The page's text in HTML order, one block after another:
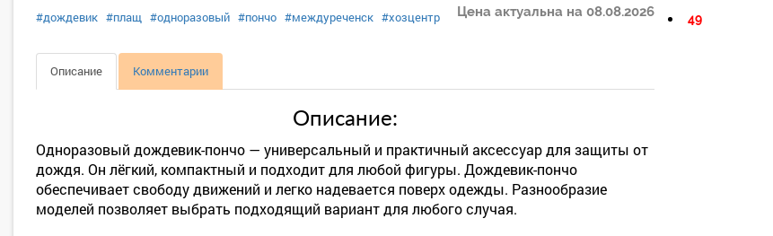
Цена актуальна на 08.08.2026
#дождевик #плащ #одноразовый #пончо #междуреченск #хозцентр
Описание Комментарии
Описание:
Одноразовый дождевик-пончо — универсальный и практичный аксессуар для защиты от
дождя. Он лёгкий, компактный и подходит для любой фигуры. Дождевик-пончо
обеспечивает свободу движений и легко надевается поверх одежды. Разнообразие
моделей позволяет выбрать подходящий вариант для любого случая.
49